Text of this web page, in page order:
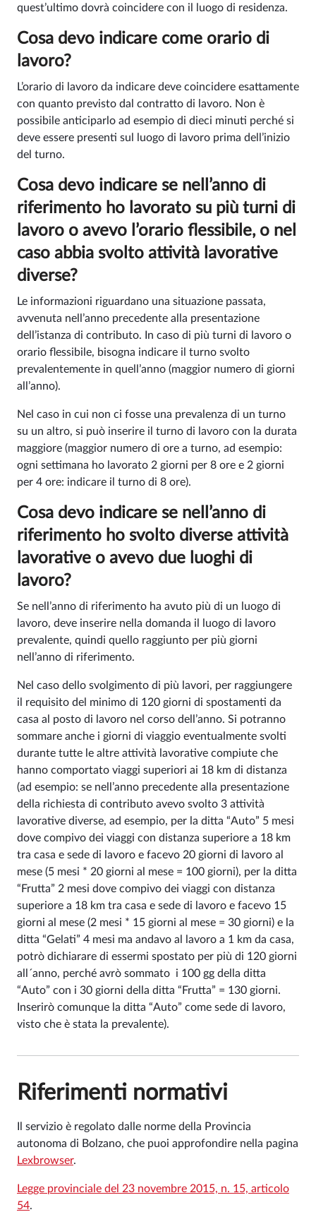
quest’ultimo dovrà coincidere con il luogo di residenza.
Cosa devo indicare come orario di
lavoro?
L’orario di lavoro da indicare deve coincidere esattamente
con quanto previsto dal contratto di lavoro. Non è
possibile anticiparlo ad esempio di dieci minuti perché si
deve essere presenti sul luogo di lavoro prima dell’inizio
del turno.
Cosa devo indicare se nell’anno di
riferimento ho lavorato su più turni di
lavoro o avevo l’orario flessibile, o nel
caso abbia svolto attività lavorative
diverse?
Le informazioni riguardano una situazione passata,
avvenuta nell’anno precedente alla presentazione
dell’istanza di contributo. In caso di più turni di lavoro o
orario flessibile, bisogna indicare il turno svolto
prevalentemente in quell’anno (maggior numero di giorni
all’anno).
Nel caso in cui non ci fosse una prevalenza di un turno
su un altro, si può inserire il turno di lavoro con la durata
maggiore (maggior numero di ore a turno, ad esempio:
ogni settimana ho lavorato 2 giorni per 8 ore e 2 giorni
per 4 ore: indicare il turno di 8 ore).
Cosa devo indicare se nell’anno di
riferimento ho svolto diverse attività
lavorative o avevo due luoghi di
lavoro?
Se nell’anno di riferimento ha avuto più di un luogo di
lavoro, deve inserire nella domanda il luogo di lavoro
prevalente, quindi quello raggiunto per più giorni
nell’anno di riferimento.
Nel caso dello svolgimento di più lavori, per raggiungere
il requisito del minimo di 120 giorni di spostamenti da
casa al posto di lavoro nel corso dell’anno. Si potranno
sommare anche i giorni di viaggio eventualmente svolti
durante tutte le altre attività lavorative compiute che
hanno comportato viaggi superiori ai 18 km di distanza
(ad esempio: se nell’anno precedente alla presentazione
della richiesta di contributo avevo svolto 3 attività
lavorative diverse, ad esempio, per la ditta “Auto” 5 mesi
dove compivo dei viaggi con distanza superiore a 18 km
tra casa e sede di lavoro e facevo 20 giorni di lavoro al
mese (5 mesi * 20 giorni al mese = 100 giorni), per la ditta
“Frutta” 2 mesi dove compivo dei viaggi con distanza
superiore a 18 km tra casa e sede di lavoro e facevo 15
giorni al mese (2 mesi * 15 giorni al mese = 30 giorni) e la
ditta “Gelati” 4 mesi ma andavo al lavoro a 1 km da casa,
potrò dichiarare di essermi spostato per più di 120 giorni
all´anno, perché avrò sommato i 100 gg della ditta
“Auto” con i 30 giorni della ditta “Frutta” = 130 giorni.
Inserirò comunque la ditta “Auto” come sede di lavoro,
visto che è stata la prevalente).
Riferimenti normativi
Il servizio è regolato dalle norme della Provincia
autonoma di Bolzano, che puoi approfondire nella pagina
Lexbrowser.
Legge provinciale del 23 novembre 2015, n. 15, articolo
54.